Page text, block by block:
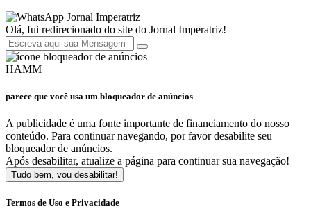
Jornal Imperatriz
Olá, fui redirecionado do site do Jornal Imperatriz!
HAMM
parece que você usa um bloqueador de anúncios
A publicidade é uma fonte importante de financiamento do nosso
conteúdo. Para continuar navegando, por favor desabilite seu
bloqueador de anúncios.
Após desabilitar, atualize a página para continuar sua navegação!
Tudo bem, vou desabilitar!
Termos de Uso e Privacidade